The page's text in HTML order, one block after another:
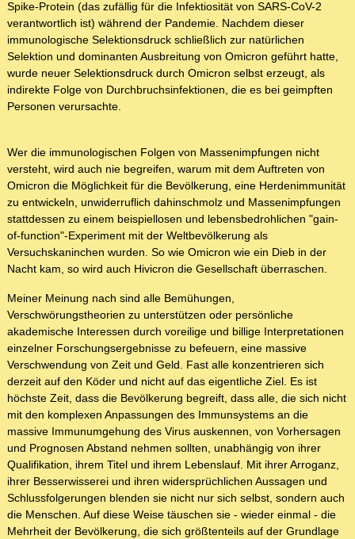
Spike-Protein (das zufällig für die Infektiosität von SARS-CoV-2
verantwortlich ist) während der Pandemie. Nachdem dieser
immunologische Selektionsdruck schließlich zur natürlichen
Selektion und dominanten Ausbreitung von Omicron geführt hatte,
wurde neuer Selektionsdruck durch Omicron selbst erzeugt, als
indirekte Folge von Durchbruchsinfektionen, die es bei geimpften
Personen verursachte.
Wer die immunologischen Folgen von Massenimpfungen nicht
versteht, wird auch nie begreifen, warum mit dem Auftreten von
Omicron die Möglichkeit für die Bevölkerung, eine Herdenimmunität
zu entwickeln, unwiderruflich dahinschmolz und Massenimpfungen
stattdessen zu einem beispiellosen und lebensbedrohlichen "gain-
of-function"-Experiment mit der Weltbevölkerung als
Versuchskaninchen wurden. So wie Omicron wie ein Dieb in der
Nacht kam, so wird auch Hivicron die Gesellschaft überraschen.
Meiner Meinung nach sind alle Bemühungen,
Verschwörungstheorien zu unterstützen oder persönliche
akademische Interessen durch voreilige und billige Interpretationen
einzelner Forschungsergebnisse zu befeuern, eine massive
Verschwendung von Zeit und Geld. Fast alle konzentrieren sich
derzeit auf den Köder und nicht auf das eigentliche Ziel. Es ist
höchste Zeit, dass die Bevölkerung begreift, dass alle, die sich nicht
mit den komplexen Anpassungen des Immunsystems an die
massive Immunumgehung des Virus auskennen, von Vorhersagen
und Prognosen Abstand nehmen sollten, unabhängig von ihrer
Qualifikation, ihrem Titel und ihrem Lebenslauf. Mit ihrer Arroganz,
ihrer Besserwisserei und ihren widersprüchlichen Aussagen und
Schlussfolgerungen blenden sie nicht nur sich selbst, sondern auch
die Menschen. Auf diese Weise täuschen sie - wieder einmal - die
Mehrheit der Bevölkerung, die sich größtenteils auf der Grundlage